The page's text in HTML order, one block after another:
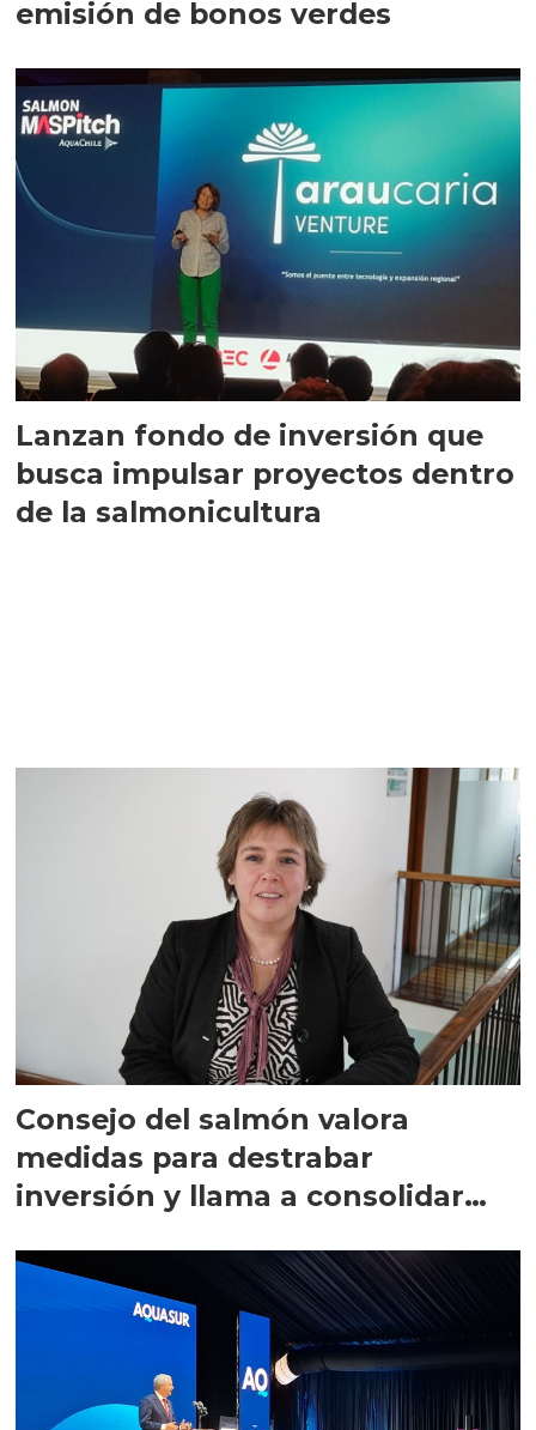
emisión de bonos verdes
Lanzan fondo de inversión que
busca impulsar proyectos dentro
de la salmonicultura
Consejo del salmón valora
medidas para destrabar
inversión y llama a consolidar